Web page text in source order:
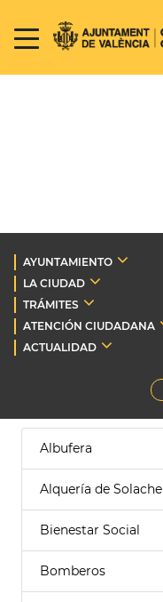
AYUNTAMIENTO
LA CIUDAD
TRÁMITES
ATENCIÓN CIUDADANA
ACTUALIDAD
Albufera
Alquería de Solache
Bienestar Social
Bomberos